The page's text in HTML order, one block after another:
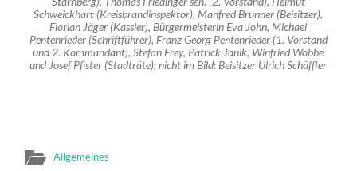
Schweickhart (Kreisbrandinspektor), Manfred Brunner (Beisitzer),
Florian Jäger (Kassier), Bürgermeisterin Eva John, Michael
Pentenrieder (Schriftführer), Franz Georg Pentenrieder (1. Vorstand
und 2. Kommandant), Stefan Frey, Patrick Janik, Winfried Wobbe
und Josef Pfister (Stadträte); nicht im Bild: Beisitzer Ulrich Schäffler
Allgemeines